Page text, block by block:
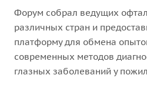
Форум собрал ведущих
различных стран и
платформу для обмена
современных методов
глазных заболеваний у